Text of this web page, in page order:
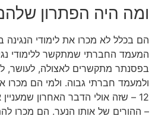
ומה היה הפתרון
הם בכלל לא מכרו את לימודי
המעמד החברתי שמתקשר ללימודי
בפסנתר מתקשרים לאצולה, לעושר,
ולמעמד חברתי גבוה. ולמי הם מכרו
12 – שזה אולי הדבר האחרון
– ההורים של אותו הנער. הם מכרו